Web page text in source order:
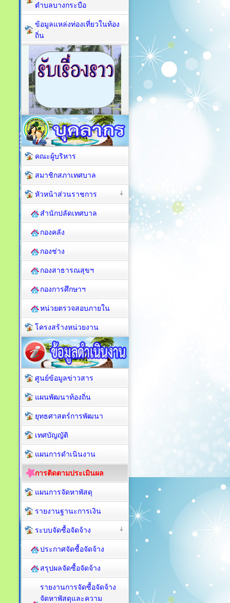
ตำบลบางกระบือ
ข้อมูลแหล่งท่องเที่ยวในท้อง
ถิ่น
คณะผู้บริหาร
สมาชิกสภาเทศบาล
หัวหน้าส่วนราชการ
สำนักปลัดเทศบาล
กองคลัง
กองช่าง
กองสาธารณสุขฯ
กองการศึกษาฯ
หน่วยตรวจสอบภายใน
โครงสร้างหน่วยงาน
ศูนย์ข้อมูลข่าวสาร
แผนพัฒนาท้องถิ่น
ยุทธศาสตร์การพัฒนา
เทศบัญญัติ
แผนการดำเนินงาน
การติดตามประเมินผล
แผนการจัดหาพัสดุ
รายงานฐานะการเงิน
ระบบจัดซื้อจัดจ้าง
ประกาศจัดซื้อจัดจ้าง
สรุปผลจัดซื้อจัดจ้าง
รายงานการจัดซื้อจัดจ้าง
จัดหาพัสดุและความ